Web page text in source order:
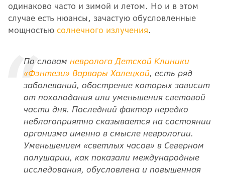
одинаково часто и зимой и летом. Но и в этом
случае есть нюансы, зачастую обусловленные
мощностью солнечного излучения.
По словам невролога Детской Клиники
«Фэнтези» Варвары Халецкой, есть ряд
заболеваний, обострение которых зависит
от похолодания или уменьшения световой
части дня. Последний фактор нередко
неблагоприятно сказывается на состоянии
организма именно в смысле неврологии.
Уменьшением «светлых часов» в Северном
полушарии, как показали международные
исследования, обусловлена и повышенная